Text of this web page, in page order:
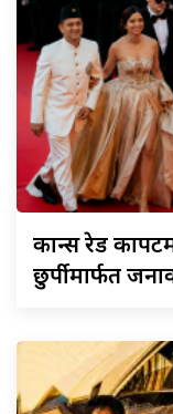
कान्सरेड
छुर्पीमार्फत